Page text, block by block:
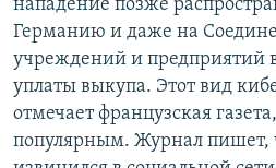
нападение позже
Германию и даже на
учреждений и предприятий
уплаты выкупа. Этот вид
отмечает французская
популярным. Журнал пишет,